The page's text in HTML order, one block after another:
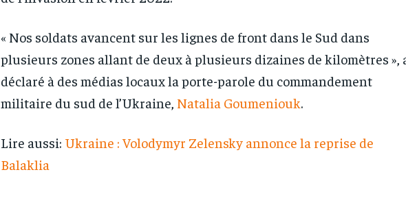
« Nos soldats avancent sur les lignes de front dans le Sud dans
plusieurs zones allant de deux à plusieurs dizaines de kilomètres »,
déclaré à des médias locaux la porte-parole du commandement
militaire du sud de l’Ukraine, Natalia Goumeniouk.
Lire aussi: Ukraine : Volodymyr Zelensky annonce la reprise de
Balaklia